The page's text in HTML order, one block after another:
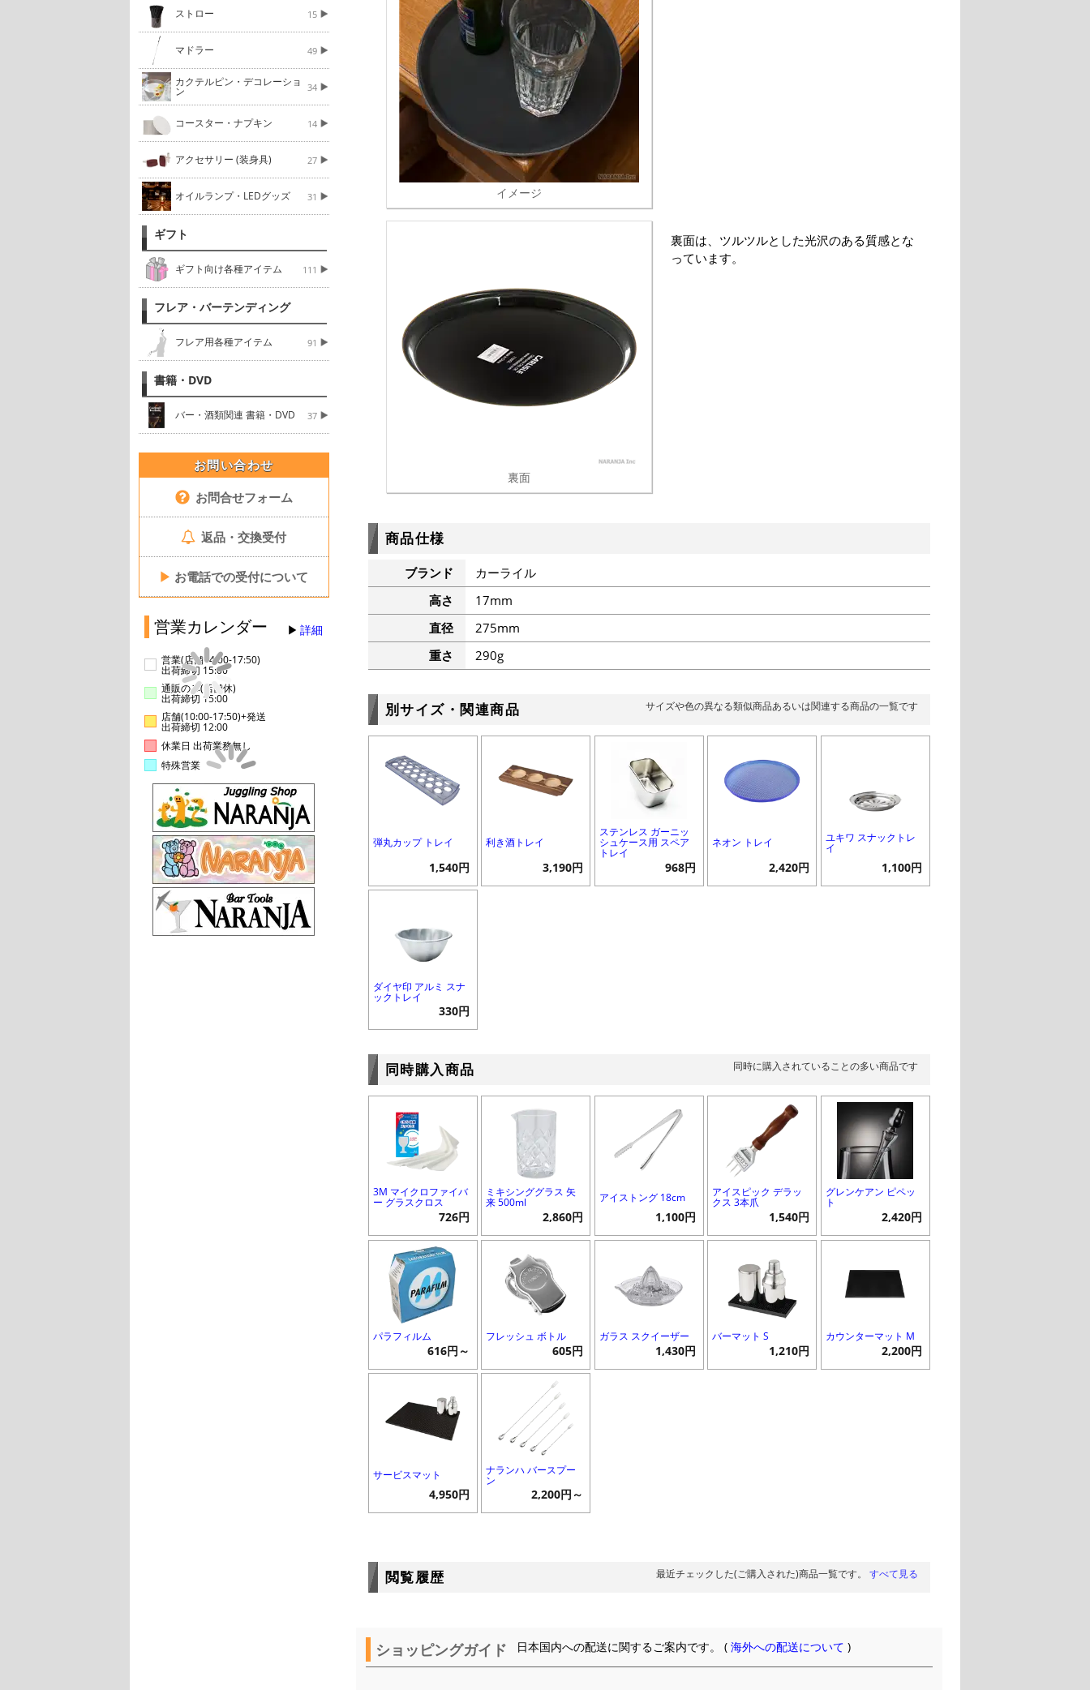
ストロー 15
マドラー 49
カクテルピン・デコレーショ
ン 34
コースター・ナプキン 14
アクセサリー (装身具) 27
オイルランプ・LEDグッズ 31
ギフト
ギフト向け各種アイテム 111
フレア・バーテンディング
フレア用各種アイテム 91
書籍・DVD
バー・酒類関連 書籍・DVD 37
お問い合わせ
お問合せフォーム
返品・交換受付
▶ お電話での受付について
営業カレンダー 詳細
営業(店舗14:00-17:50)
出荷締切 15:00
通販のみ(店舗休)
出荷締切 15:00
店舗(10:00-17:50)+発送
出荷締切 12:00
休業日 出荷業務無し
特殊営業
イメージ
裏面
裏面は、ツルツルとした光沢のある質感とな
っています。
商品仕様
ブランド
カーライル
高さ
17mm
直径
275mm
重さ
290g
別サイズ・関連商品 サイズや色の異なる類似商品あるいは関連する商品の一覧です
弾丸カップ トレイ
1,540円
利き酒トレイ
3,190円
ステンレス ガーニッ
シュケース用 スペア
トレイ
968円
ネオン トレイ
2,420円
ユキワ スナックトレ
イ
1,100円
ダイヤ印 アルミ スナ
ックトレイ
330円
同時購入商品 同時に購入されていることの多い商品です
3M マイクロファイバ
ー グラスクロス
726円
ミキシンググラス 矢
来 500ml
2,860円
アイストング 18cm
1,100円
アイスピック デラッ
クス 3本爪
1,540円
グレンケアン ピペッ
ト
2,420円
パラフィルム
616円～
フレッシュ ボトル
605円
ガラス スクイーザー
1,430円
バーマット S
1,210円
カウンターマット M
2,200円
サービスマット
4,950円
ナランハ バースプー
ン
2,200円～
閲覧履歴 最近チェックした(ご購入された)商品一覧です。 すべて見る
ショッピングガイド 日本国内への配送に関するご案内です。 (海外への配送について )